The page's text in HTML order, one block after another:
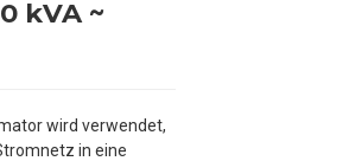
kVA ~
wird verwendet,
in eine